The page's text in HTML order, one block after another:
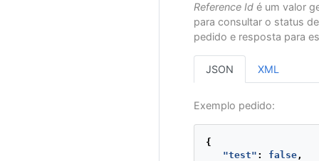
Reference Id é um valor
para consultar o status
pedido e resposta para
JSON XML
Exemplo pedido:
{
"test" : false,